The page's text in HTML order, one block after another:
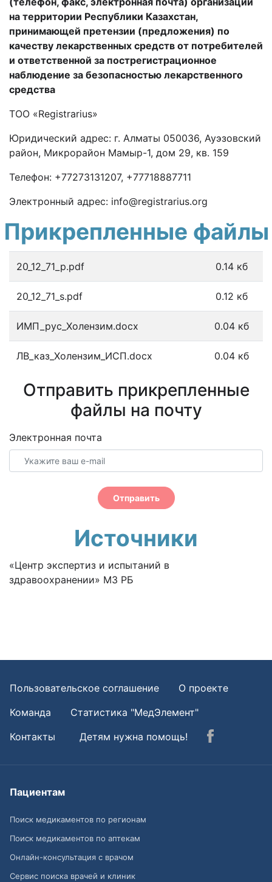
на территории Республики Казахстан,
принимающей претензии (предложения) по
качеству лекарственных средств от потребителей
и ответственной за пострегистрационное
наблюдение за безопасностью лекарственного
средства
ТОО «Registrarius»
Юридический адрес: г. Алматы 050036, Ауэзовский
район, Микрорайон Мамыр-1, дом 29, кв. 159
Телефон: +77273131207, +77718887711
Электронный адрес: info@registrarius.org
Прикрепленные файлы
20_12_71_p.pdf 0.14 кб
20_12_71_s.pdf 0.12 кб
ИМП_рус_Холензим.docx 0.04 кб
ЛВ_каз_Холензим_ИСП.docx 0.04 кб
Отправить прикрепленные
файлы на почту
Электронная почта
Отправить
Источники
«Центр экспертиз и испытаний в
здравоохранении» МЗ РБ
Пользовательское соглашение
О проекте
Команда
Статистика "МедЭлемент"
Контакты
Детям нужна помощь!
Пациентам
Поиск медикаментов по регионам
Поиск медикаментов по аптекам
Онлайн-консультация с врачом
Сервис поиска врачей и клиник